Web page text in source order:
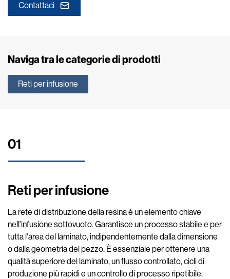
Contattaci
Naviga tra le categorie di prodotti
Reti per infusione
01
Reti per infusione
La rete di distribuzione della resina è un elemento chiave
nell'infusione sottovuoto. Garantisce un processo stabile e per
tutta l'area del laminato, indipendentemente dalla dimensione
o dalla geometria del pezzo. È essenziale per ottenere una
qualità superiore del laminato, un flusso controllato, cicli di
produzione più rapidi e un controllo di processo ripetibile.